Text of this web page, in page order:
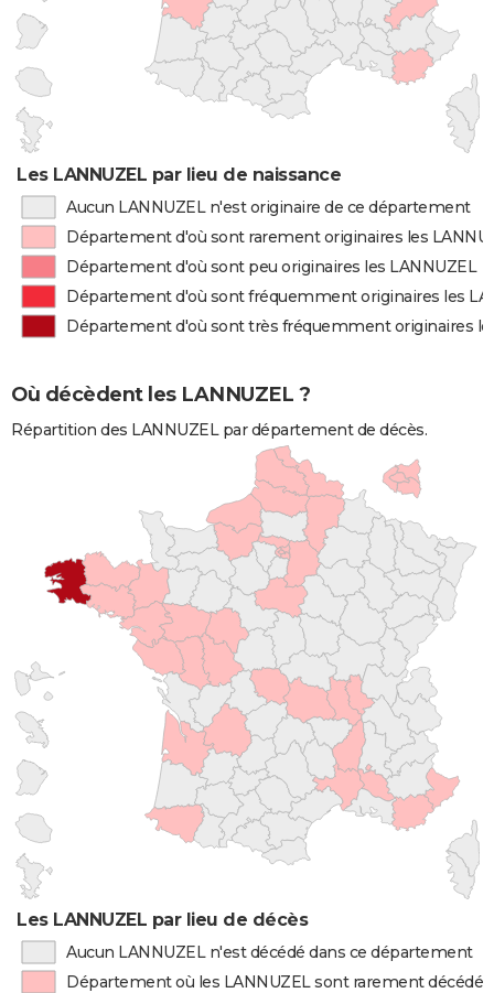
Les LANNUZEL par lieu de naissance
Aucun LANNUZEL n'est originaire de ce département
Département d'où sont rarement originaires les
Département d'où sont peu originaires les LANNUZEL
Département d'où sont fréquemment originaires les
Département d'où sont très fréquemment originaires
Où décèdent les LANNUZEL ?
Répartition des LANNUZEL par département de décès.
Les LANNUZEL par lieu de décès
Aucun LANNUZEL n'est décédé dans ce département
Département où les LANNUZEL sont rarement décédés